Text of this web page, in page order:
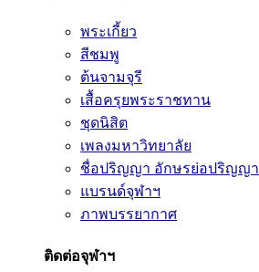
พระเกี้ยว
สีชมพู
ต้นจามจุรี
เสื้อครุยพระราชทาน
ชุดนิสิต
เพลงมหาวิทยาลัย
ชื่อปริญญา อักษรย่อปริญญา
แบรนด์จุฬาฯ
ภาพบรรยากาศ
ติดต่อจุฬาฯ